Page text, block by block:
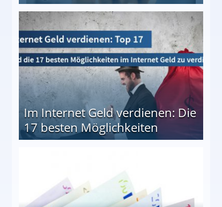
besten Möglichkeiten
Im Internet Geld verdienen: Die
17 besten Möglichkeiten